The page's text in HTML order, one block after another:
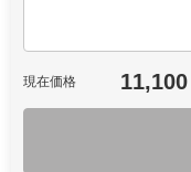
現在価格 11,100